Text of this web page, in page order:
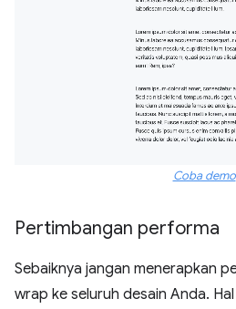
Coba demo
Pertimbangan performa
Sebaiknya jangan menerapkan
wrap ke seluruh desain Anda.